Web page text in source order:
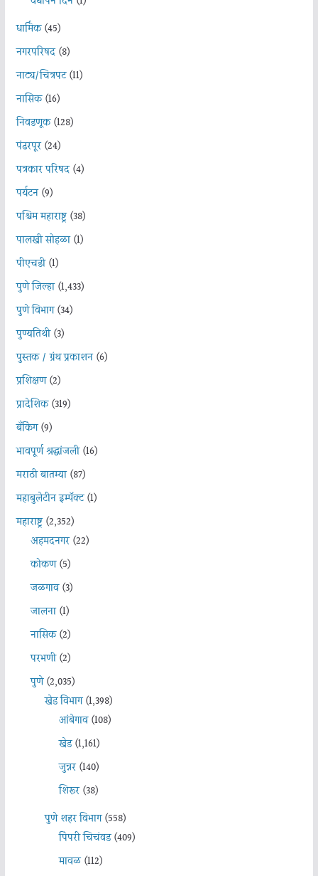
धार्मिक(45)
नगरपरिषद(8)
नाट्य/चित्रपट(11)
नासिक(16)
निवडणूक(128)
पंढरपूर(24)
पत्रकार परिषद(4)
पर्यटन(9)
पश्चिम महाराष्ट्र(38)
पालखी सोहळा(1)
पीएचडी(1)
पुणे जिल्हा(1,433)
पुणे विभाग(34)
पुण्यतिथी(3)
पुस्तक / ग्रंथ प्रकाशन(6)
प्रशिक्षण(2)
प्रादेशिक(319)
बँकिंग(9)
भावपूर्ण श्रद्धांजली(16)
मराठी बातम्या(87)
महाबुलेटीन इम्पॅक्ट(1)
महाराष्ट्र(2,352)
अहमदनगर(22)
कोकण(5)
जळगाव(3)
जालना(1)
नासिक(2)
परभणी(2)
पुणे(2,035)
खेड विभाग(1,398)
आंबेगाव(108)
खेड(1,161)
जुन्नर(140)
शिरूर(38)
पुणे शहर विभाग(558)
पिंपरी चिचंवड(409)
मावळ(112)